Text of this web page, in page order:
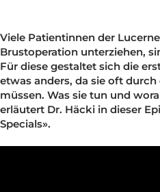
Sculptra
Hylase
Aknenarben
Hautunregelmässigkeiten Laser
Blog
Viele Patientinnen der
Brustoperation
Für diese gestaltet sich die
etwas anders, da sie oft
müssen. Was sie tun und